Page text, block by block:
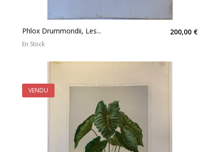
Phlox Drummondii, Les... 200,00 €
En Stock
VENDU